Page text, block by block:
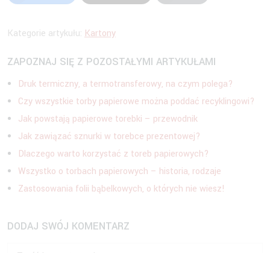
Kategorie artykułu: Kartony
ZAPOZNAJ SIĘ Z POZOSTAŁYMI ARTYKUŁAMI
Druk termiczny, a termotransferowy, na czym polega?
Czy wszystkie torby papierowe można poddać recyklingowi?
Jak powstają papierowe torebki – przewodnik
Jak zawiązać sznurki w torebce prezentowej?
Dlaczego warto korzystać z toreb papierowych?
Wszystko o torbach papierowych – historia, rodzaje
Zastosowania folii bąbelkowych, o których nie wiesz!
DODAJ SWÓJ KOMENTARZ